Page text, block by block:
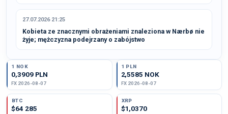
27.07.2026 21:25
Kobieta ze znacznymi obrażeniami znaleziona w Nærbø nie
żyje; mężczyzna podejrzany o zabójstwo
1 NOK
0,3909 PLN
FX 2026-08-07
1 PLN
2,5585 NOK
FX 2026-08-07
BTC
$64 285
XRP
$1,0370